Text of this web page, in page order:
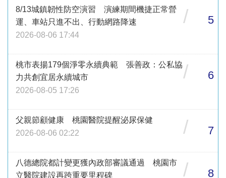
8/13城鎮韌性防空演習 演練期間機捷正常營
運、車站只進不出、行動網路降速
2026-08-06 17:44
/ 5
桃市表揚179個淨零永續典範 張善政：公私協
力共創宜居永續城市
2026-08-05 17:26
/ 6
父親節顧健康 桃園醫院提醒泌尿保健
2026-08-06 02:22
/ 7
八德總院都計變更獲內政部審議通過 桃園市
立醫院建設再跨重要里程碑
/ 8